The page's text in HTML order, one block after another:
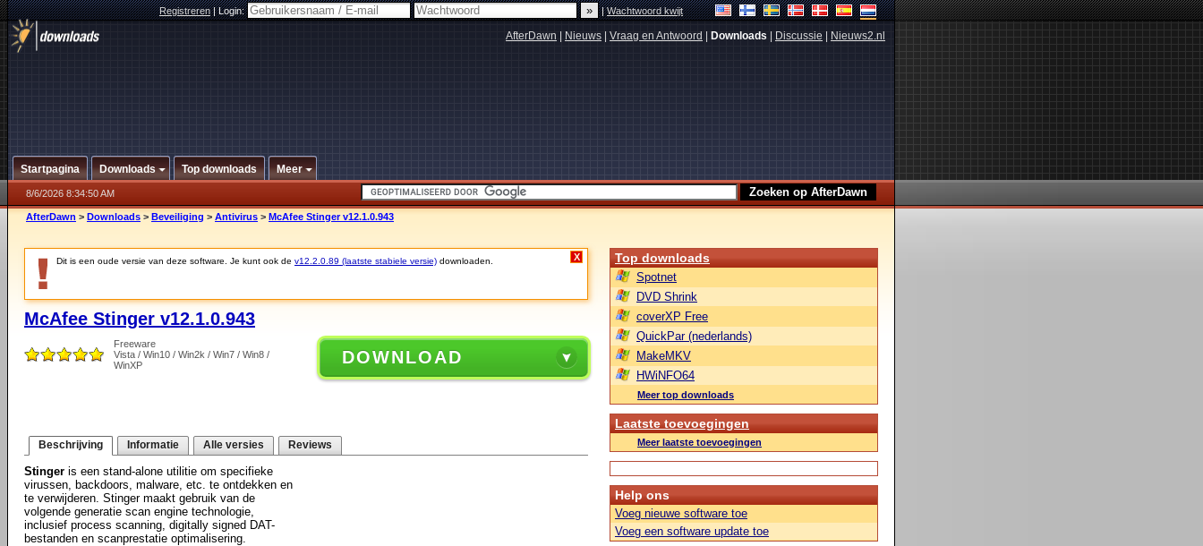
Registreren|Login: |Wachtwoord kwijt
AfterDawn Nieuws Vraag en Antwoord Downloads Discussie Nieuws2.nl
Startpagina Downloads Top downloads Meer
8/6/2026 8:34:50 AM
AfterDawn > Downloads > Beveiliging > Antivirus > McAfee Stinger v12.1.0.943
Dit is een oude versie van deze software. Je kunt ook de v12.2.0.89 (laatste stabiele versie) downloaden. X
McAfee Stinger v12.1.0.943
Freeware
Vista / Win10 / Win2k / Win7 / Win8 /
WinXP
DOWNLOAD
Beschrijving Informatie Alle versies Reviews
Stinger is een stand-alone utilitie om specifieke
virussen, backdoors, malware, etc. te ontdekken en
te verwijderen. Stinger maakt gebruik van de
volgende generatie scan engine technologie,
inclusief process scanning, digitally signed DAT-
bestanden en scanprestatie optimalisering.
Top downloads
Spotnet
DVD Shrink
coverXP Free
QuickPar (nederlands)
MakeMKV
HWiNFO64
Meer top downloads
Laatste toevoegingen
Meer laatste toevoegingen
Help ons
Voeg nieuwe software toe
Voeg een software update toe